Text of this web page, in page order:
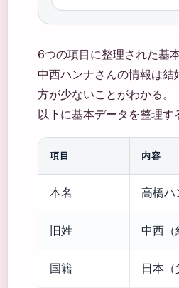
6つの項目に整理された基
中西ハンナさんの情報は結
方が少ないことがわかる。
以下に基本データを整理す
項目 内容
本名 高橋ハ
旧姓 中西（
国籍 日本（